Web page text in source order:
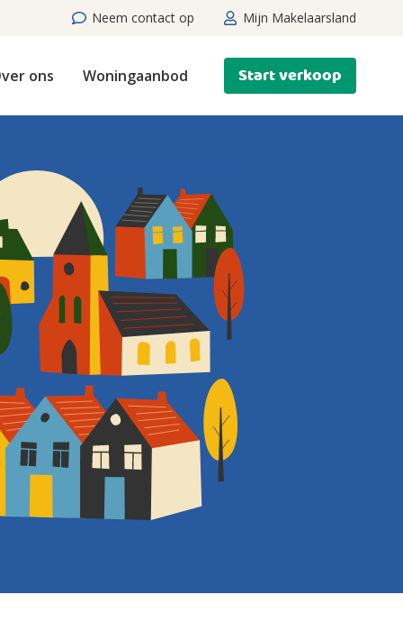
Neem contact op Mijn Makelaarsland
ons Woningaanbod Start verkoop